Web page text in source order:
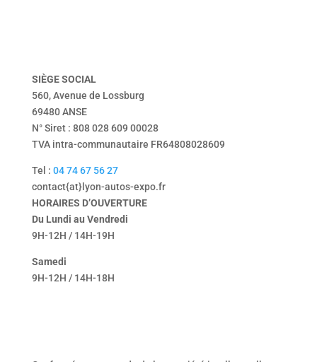
SIÈGESOCIAL
560, Avenue de Lossburg
69480 ANSE
N° Siret : 808 028 609 00028
TVA intra-communautaire FR64808028609
Tel : 04 74 67 56 27
contact{at}lyon-autos-expo.fr
HORAIRES D’OUVERTURE
Du Lundi au Vendredi
9H-12H / 14H-19H
Samedi
9H-12H / 14H-18H